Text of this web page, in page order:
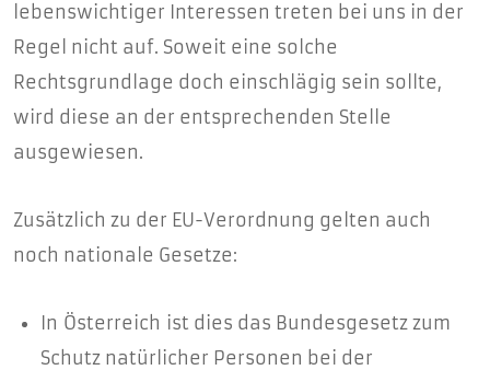
lebenswichtiger Interessen treten bei uns in der
Regel nicht auf. Soweit eine solche
Rechtsgrundlage doch einschlägig sein sollte,
wird diese an der entsprechenden Stelle
ausgewiesen.
Zusätzlich zu der EU-Verordnung gelten auch
noch nationale Gesetze:
In Österreich ist dies das Bundesgesetz zum
Schutz natürlicher Personen bei der